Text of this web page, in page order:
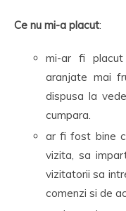
Ce nu mi-a placut:
mi-ar fi
aranjate mai
dispusa la
cumpara.
ar fi fost bine
vizita, sa
vizitatorii sa
comenzi si de